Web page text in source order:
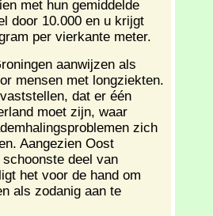
met hun gemiddelde
door 10.000 en u krijgt
per vierkante meter.
aanwijzen als
mensen met longziekten.
dat er één
moet zijn, waar
zich
Aangezien Oost
deel van
het voor de hand om
als zodanig aan te